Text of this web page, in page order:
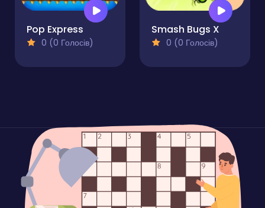
Pop Express
0 (0 Голосів)
Smash Bugs X
0 (0 Голосів)